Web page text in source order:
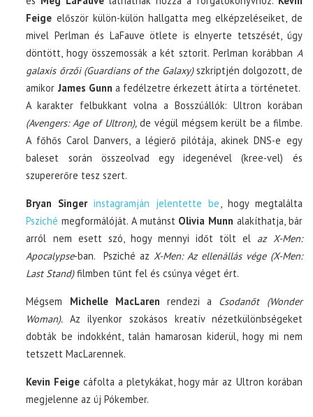
Feige először külön-külön hallgatta meg elképzeléseiket, de
mivel Perlman és LaFauve ötlete is elnyerte tetszését, úgy
döntött, hogy összemossák a két sztorit. Perlman korábban A
galaxis őrzői (Guardians of the Galaxy)szkriptjén dolgozott, de
amikor James Gunn a fedélzetre érkezett átírta a történetet.
A karakter felbukkant volna a Bosszúállók: Ultron korában
(Avengers: Age of Ultron),de végül mégsem került be a filmbe.
A főhős Carol Danvers, a légierő pilótája, akinek DNS-e egy
baleset során összeolvad egy idegenével (kree-vel) és
szupererőre tesz szert.
Bryan Singerinstagramján jelentette be, hogy megtalálta
Psziché megformálóját. A mutánstOlivia Munn alakíthatja, bár
arról nem esett szó, hogy mennyi időt tölt el az X-Men:
Apocalypse-ban. Psziché az X-Men: Az ellenállás vége (X-Men:
Last Stand)filmben tűnt fel és csúnya véget ért.
Mégsem Michelle MacLaren rendezi a Csodanőt (Wonder
Woman). Az ilyenkor szokásos kreatív nézetkülönbségeket
dobták be indokként, talán hamarosan kiderül, hogy mi nem
tetszett MacLarennek.
Kevin Feige cáfolta a pletykákat, hogy már az Ultron korában
megjelenne az új Pókember.